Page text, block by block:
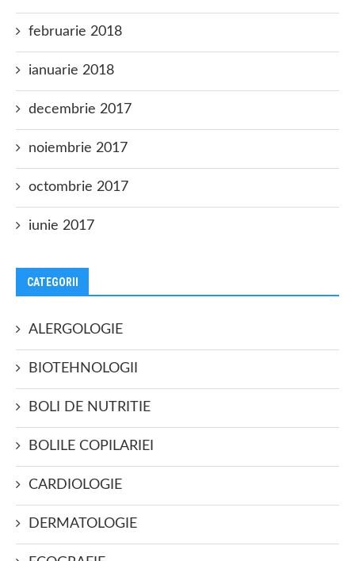
februarie 2018
ianuarie 2018
decembrie 2017
noiembrie 2017
octombrie 2017
iunie 2017
CATEGORII
ALERGOLOGIE
BIOTEHNOLOGII
BOLI DE NUTRITIE
BOLILE COPILARIEI
CARDIOLOGIE
DERMATOLOGIE